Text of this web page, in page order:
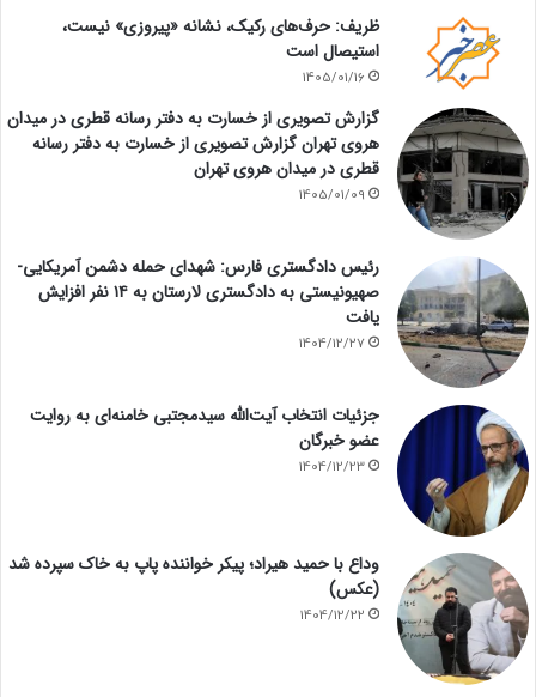
ظریف: حرف‌های رکیک، نشانه «پیروزی» نیست،
استیصال است
1405/01/16
گزارش تصویری از خسارت به دفتر رسانه قطری در میدان
هروی تهران گزارش تصویری از خسارت به دفتر رسانه
قطری در میدان هروی تهران
1405/01/09
رئیس دادگستری فارس: شهدای حمله دشمن آمریکایی-
صهیونیستی به دادگستری لارستان به ۱۴ نفر افزایش
یافت
1404/12/27
جزئیات انتخاب آیت‌الله سیدمجتبی خامنه‌ای به روایت
عضو خبرگان
1404/12/23
وداع با حمید هیراد؛ پیکر خواننده پاپ به خاک سپرده شد
(عکس)
1404/12/22